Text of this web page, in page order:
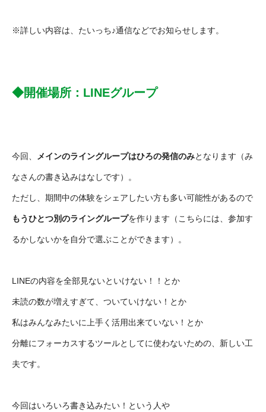
※詳しい内容は、たいっち♪通信などでお知らせします。
◆開催場所：LINEグループ
今回、 メインのライングループはひろの発信のみとなります（み
なさんの書き込みはなしです）。
ただし、期間中の体験をシェアしたい方も多い可能性があるので
もうひとつ別のライングループを作ります（こちらには、参加す
るかしないかを自分で選ぶことができます）。
LINEの内容を全部見ないといけない！！とか
未読の数が増えすぎて、ついていけない！とか
私はみんなみたいに上手く活用出来ていない！とか
分離にフォーカスするツールとしてに使わないための、新しい工
夫です。
今回はいろいろ書き込みたい！という人や